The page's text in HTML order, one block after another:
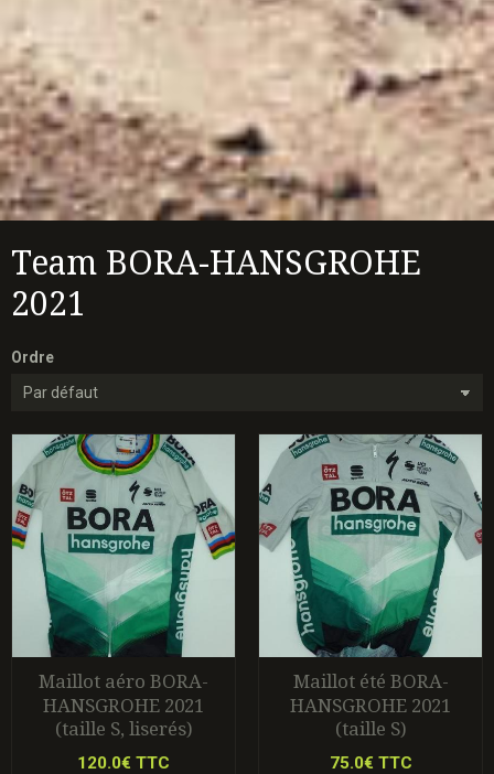
Team BORA-HANSGROHE
2021
Ordre
Maillot aéro BORA-
HANSGROHE 2021
(taille S, liserés)
120.0€ TTC
Maillot été BORA-
HANSGROHE 2021
(taille S)
75.0€ TTC